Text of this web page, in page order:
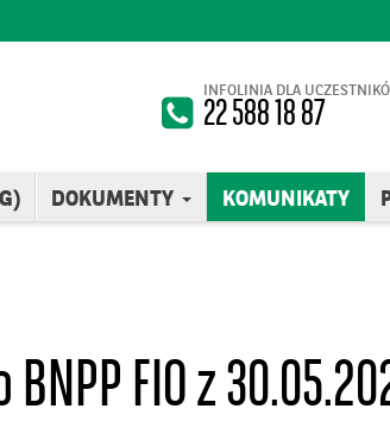
INFOLINIA DLA
22 588 18 87
DOKUMENTY KOMUNIKATY
FIO z